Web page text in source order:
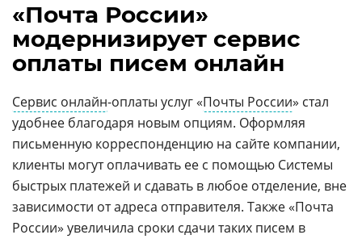
«Почта России»
модернизирует сервис
оплаты писем онлайн
Сервис онлайн-оплаты услуг «Почты России» стал
удобнее благодаря новым опциям. Оформляя
письменную корреспонденцию на сайте компании,
клиенты могут оплачивать ее с помощью Системы
быстрых платежей и сдавать в любое отделение, вне
зависимости от адреса отправителя. Также «Почта
России» увеличила сроки сдачи таких писем в